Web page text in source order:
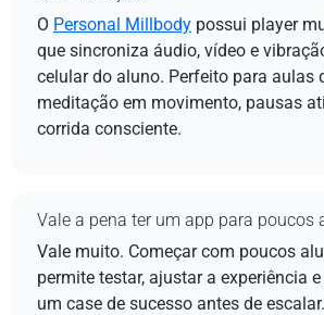
O Personal Millbody possui player
que sincroniza áudio, vídeo e
celular do aluno. Perfeito para aulas
meditação em movimento, pausas
corrida consciente.
Vale a pena ter um app para poucos
Vale muito. Começar com poucos
permite testar, ajustar a experiência
um case de sucesso antes de